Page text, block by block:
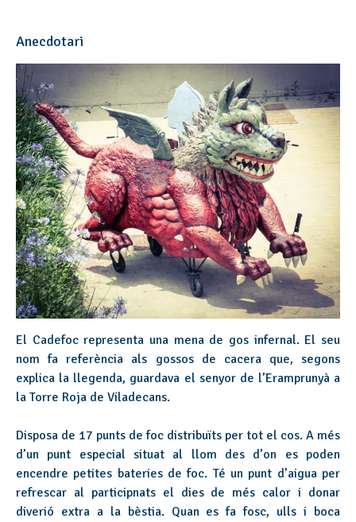
Anecdotari
El Cadefoc representa una mena de gos infernal. El seu
nom fa referència als gossos de cacera que, segons
explica la llegenda, guardava el senyor de l’Eramprunyà a
la Torre Roja de Viladecans.
Disposa de 17 punts de foc distribuïts per tot el cos. A més
d’un punt especial situat al llom des d’on es poden
encendre petites bateries de foc. Té un punt d’aigua per
refrescar al participnats el dies de més calor i donar
diverió extra a la bèstia. Quan es fa fosc, ulls i boca